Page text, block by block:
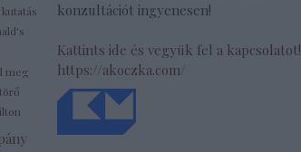
kutatás
meg
konzultációt ingyenesen!
Kattints ide és vegyük fel a kapcsolatot!
https://akoczka.com/